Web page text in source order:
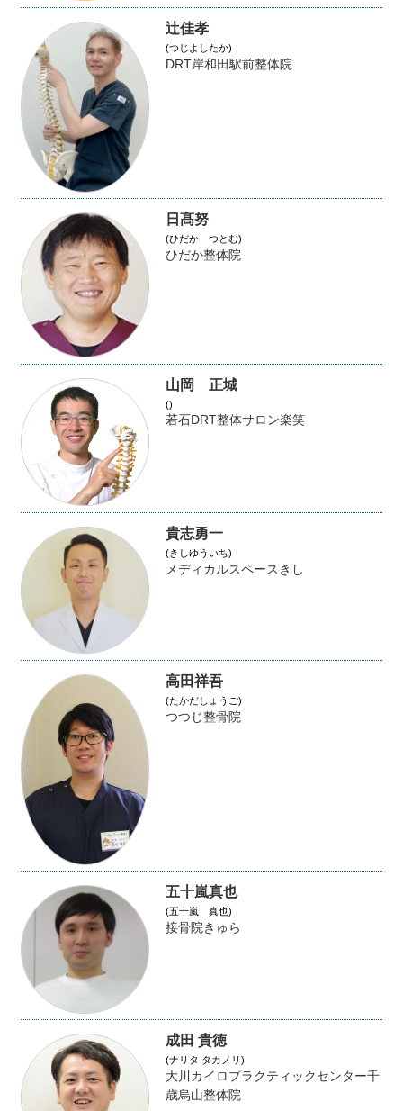
辻佳孝
(つじよしたか)
DRT岸和田駅前整体院
日髙努
(ひだか つとむ)
ひだか整体院
山岡 正城
()
若石DRT整体サロン楽笑
貴志勇一
(きしゆういち)
メディカルスペースきし
高田祥吾
(たかだしょうご)
つつじ整骨院
五十嵐真也
(五十嵐 真也)
接骨院きゅら
成田 貴徳
(ナリタ タカノリ)
大川カイロプラクティックセンター千
歳烏山整体院